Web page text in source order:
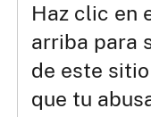
Haz clic en
arriba para
de este
que tu